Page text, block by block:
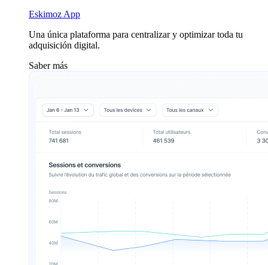
Eskimoz App
Una única plataforma para centralizar y optimizar toda tu
adquisición digital.
Saber más